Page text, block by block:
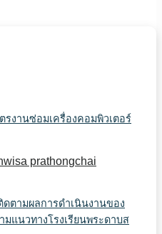
งานซ่อมเครื่องคอมพิวเตอร์
prathongchai
ตามผลการดำเนินงานของ
แนวทางโรงเรียนพระดาบส